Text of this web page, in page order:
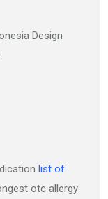
Design
list of
otc allergy